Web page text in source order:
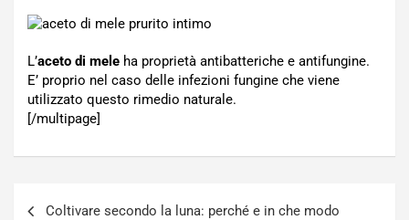
L’aceto di mele ha proprietà antibatteriche e antifungine.
E’ proprio nel caso delle infezioni fungine che viene
utilizzato questo rimedio naturale.
[/multipage]
Coltivare secondo la luna: perché e in che modo